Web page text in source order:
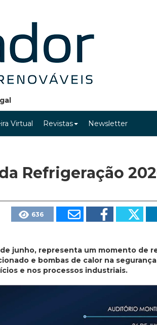
Virtual Revistas Newsletter
Refrigeração
636
junho, representa um momento de
e bombas de calor na
e nos processos industriais.